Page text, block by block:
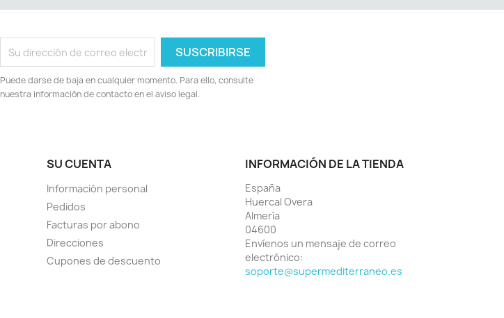
Puede darse de baja en cualquier momento. Para ello, consulte
nuestra información de contacto en el aviso legal.
SU CUENTA
Información personal
Pedidos
Facturas por abono
Direcciones
Cupones de descuento
INFORMACIÓN DE LA TIENDA
España
Huercal Overa
Almería
04600
Envíenos un mensaje de correo
electrónico:
soporte@supermediterraneo.es